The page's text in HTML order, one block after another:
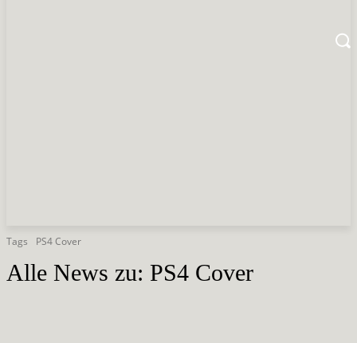
Tags PS4 Cover
Alle News zu: PS4 Cover